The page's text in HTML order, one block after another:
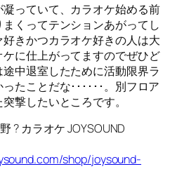
っていて、カラオケ始める前
くってテンションあがってし
きかつカラオケ好きの人は大
に仕上がってますのでぜひど
中退室したために活動限界ラ
たことだな･･････。別フロア
撃したいところです。
? カラオケ JOYSOUND
shop/joysound-